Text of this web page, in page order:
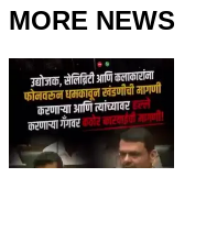
MORE NEWS